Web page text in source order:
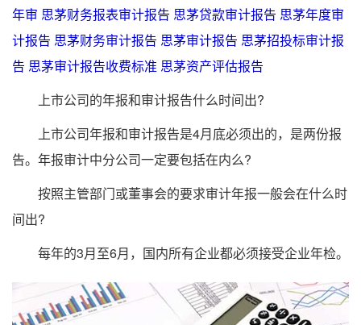
年审 思茅财务报表审计报告 思茅贷款审计报告 思茅年度审
计报告 思茅财务审计报告 思茅审计报告 思茅招投标审计报
告 思茅审计报告收费标准 思茅资产评估报告
上市公司的年报和审计报告什么时间出?
上市公司年报和审计报告是4月底必须出的，是两份报
告。年报审计中分公司一定要包括在内么?
按照主管部门或董事会的要求审计年报一般会在什么时
间出?
每年的3月至6月，国内所有企业都必须接受企业年检。